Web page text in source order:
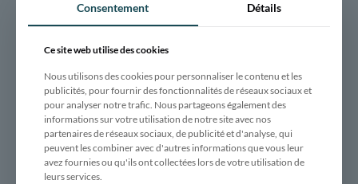
ACADIE, entreprise de rénovation énergétique
globale vous dit tout
Consentement Détails
Ce site web utilise des cookies
Nous utilisons des cookies pour personnaliser le contenu et les
publicités, pour fournir des fonctionnalités de réseaux sociaux et
pour analyser notre trafic. Nous partageons également des
informations sur votre utilisation de notre site avec nos
partenaires de réseaux sociaux, de publicité et d'analyse, qui
peuvent les combiner avec d'autres informations que vous leur
avez fournies ou qu'ils ont collectées lors de votre utilisation de
leurs services.